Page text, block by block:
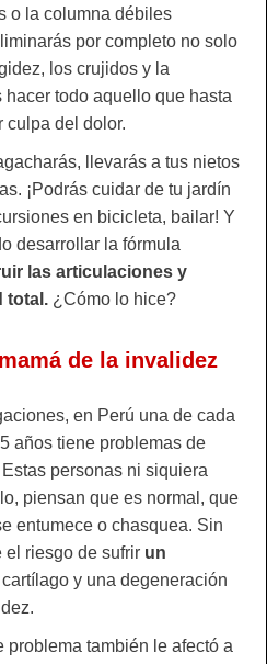
o la columna débiles
por completo no solo
los crujidos y la
todo aquello que hasta
culpa del dolor.
llevarás a tus nietos
¡Podrás cuidar de tu jardín
en bicicleta, bailar! Y
desarrollar la fórmula
las articulaciones y
total. ¿Cómo lo hice?
de la invalidez
en Perú una de cada
años tiene problemas de
personas ni siquiera
piensan que es normal, que
entumece o chasquea. Sin
el riesgo de sufrir un
y una degeneración
problema también le afectó a